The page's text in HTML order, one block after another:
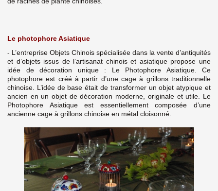
Le photophore Asiatique
- L’entreprise Objets Chinois spécialisée dans la vente d’antiquités
et d’objets issus de l’artisanat chinois et asiatique propose une
idée de décoration unique : Le Photophore Asiatique. Ce
photophore est créé à partir d’une cage à grillons traditionnelle
chinoise. L’idée de base était de transformer un objet atypique et
ancien en un objet de décoration moderne, originale et utile. Le
Photophore Asiatique est essentiellement composée d’une
ancienne cage à grillons chinoise en métal cloisonné.